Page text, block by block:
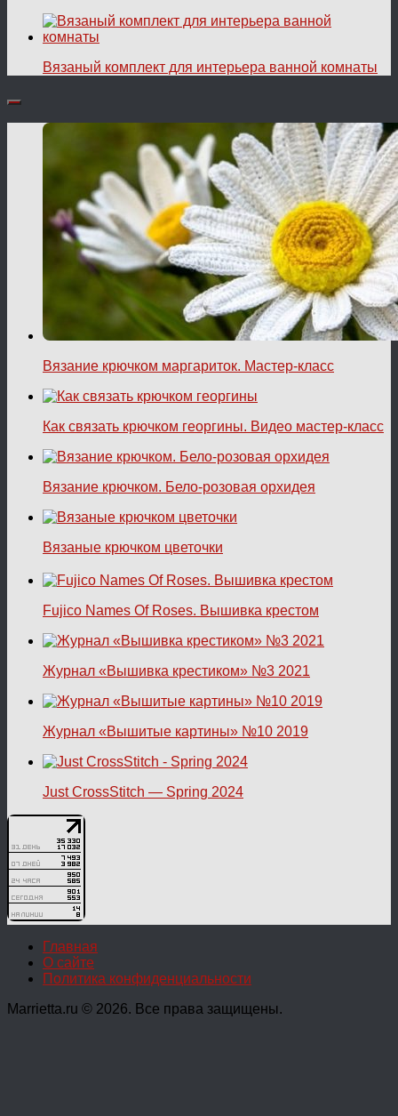
Вязаный комплект для интерьера ванной комнаты
Вязание крючком маргариток. Мастер-класс
Как связать крючком георгины. Видео мастер-класс
Вязание крючком. Бело-розовая орхидея
Вязаные крючком цветочки
Fujico Names Of Roses. Вышивка крестом
Журнал «Вышивка крестиком» №3 2021
Журнал «Вышитые картины» №10 2019
Just CrossStitch — Spring 2024
Главная
О сайте
Политика конфиденциальности
Marrietta.ru © 2026. Все права защищены.